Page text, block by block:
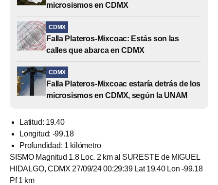
microsismos en CDMX
CDMX
Falla Plateros-Mixcoac: Estás son las
calles que abarca en CDMX
CDMX
Falla Plateros-Mixcoac estaría detrás de los
microsismos en CDMX, según la UNAM
Latitud: 19.40
Longitud: -99.18
Profundidad: 1 kilómetro
SISMO Magnitud 1.8 Loc. 2 km al SURESTE de MIGUEL
HIDALGO, CDMX 27/09/24 00:29:39 Lat 19.40 Lon -99.18
Pf 1 km